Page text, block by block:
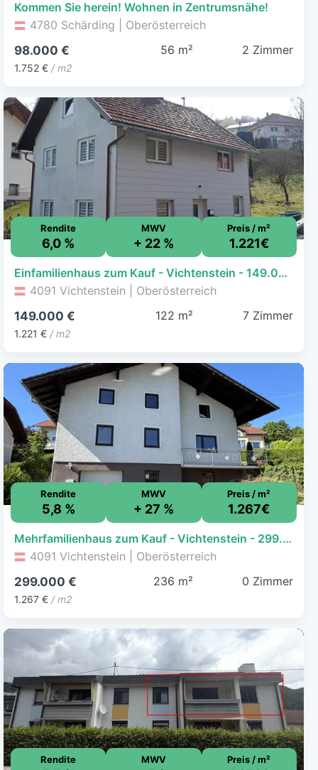
Kommen Sie herein! Wohnen in Zentrumsnähe!
4780 Schärding | Oberösterreich
98.000 €
1.752 € / m2
56 m² 2 Zimmer
Rendite
6,0 %
MWV
+ 22 %
Preis / m²
1.221€
Einfamilienhaus zum Kauf - Vichtenstein - 149.000 € - 7 Zimmer, 122 m², 772 m² Grundstück
4091 Vichtenstein | Oberösterreich
149.000 €
1.221 € / m2
122 m² 7 Zimmer
Rendite
5,8 %
MWV
+ 27 %
Preis / m²
1.267€
Mehrfamilienhaus zum Kauf - Vichtenstein - 299.000 € - 236 m², 831 m² Grundstück
4091 Vichtenstein | Oberösterreich
299.000 €
1.267 € / m2
236 m² 0 Zimmer
Rendite MWV Preis / m²